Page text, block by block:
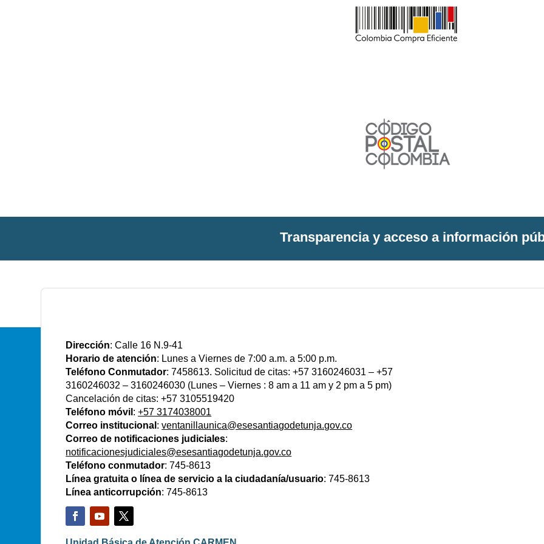
Transparencia y acceso a información
Dirección: Calle 16 N.9-41
Horario de atención: Lunes a Viernes de 7:00 a.m. a 5:00 p.m.
Teléfono Conmutador: 7458613. Solicitud de citas: +57 3160246031 – +57
3160246032 – 3160246030 (Lunes – Viernes : 8 am a 11 am y 2 pm a 5 pm)
Cancelación de citas: +57 3105519420
Teléfono móvil :+57 3174038001
Correo institucional :ventanillaunica@esesantiagodetunja.gov.co
Correo de notificaciones judiciales:
notificacionesjudiciales@esesantiagodetunja.gov.co
Teléfono conmutador: 745-8613
Línea gratuita o línea de servicio a la ciudadanía/usuario: 745-8613
Línea anticorrupción: 745-8613